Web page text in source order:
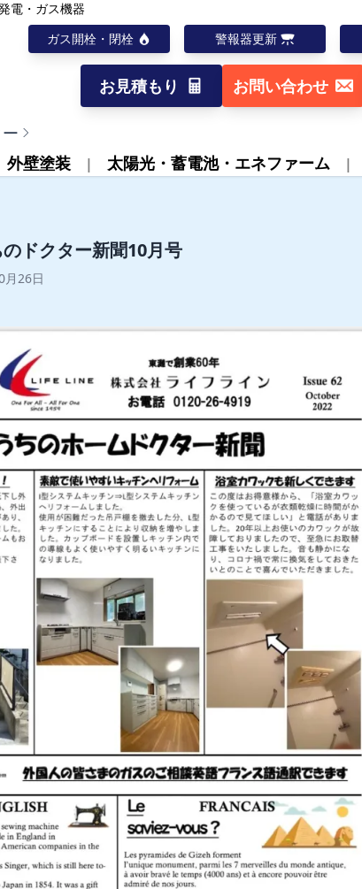
電・ガス機器
ガス開栓・閉栓
警報器更新
お見積もり お問い合わせ
外壁塗装 太陽光・蓄電池・エネファーム
ドクター新聞10月号
月26日